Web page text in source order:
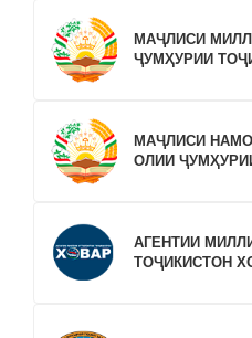
МАҶЛИСИ
ҶУМҲУРИИ
МАҶЛИСИ
ОЛИИ
АГЕНТИИ
ТОҶИКИСТОН